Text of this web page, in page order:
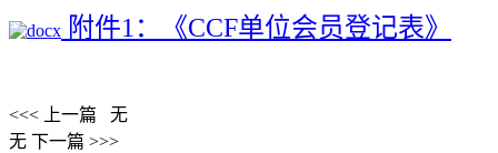
附件1：《CCF单位会员登记表》
<<< 上一篇
无
无 下一篇 >>>